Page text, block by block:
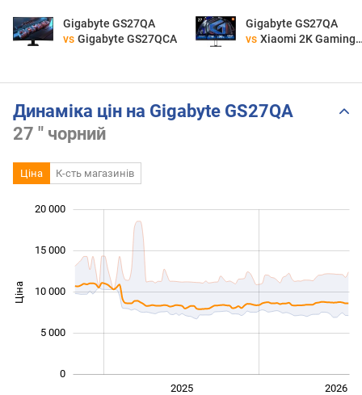
Gigabyte GS27QA
vs Gigabyte GS27QCA
Gigabyte GS27QA
vs Xiaomi 2K Gaming Monitor G27Qi
Динаміка цін на Gigabyte GS27QA
27 " чорний
Ціна К-сть магазинів
Ціна 10 000
0
5 000
10 000
15 000
20 000
2025 2026